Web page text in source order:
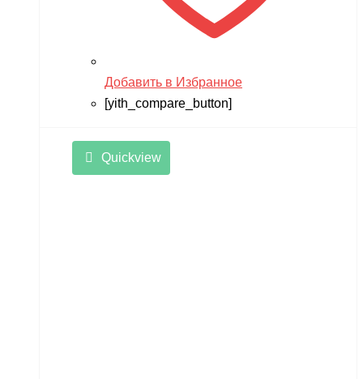
Добавить в Избранное
[yith_compare_button]
Quickview